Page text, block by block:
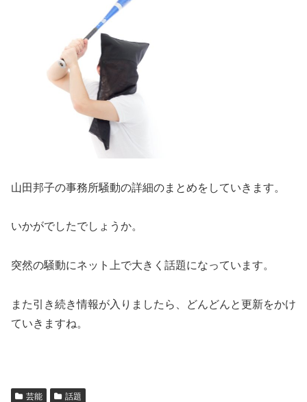
山田邦子の事務所騒動の詳細のまとめをしていきます。
いかがでしたでしょうか。
突然の騒動にネット上で大きく話題になっています。
また引き続き情報が入りましたら、どんどんと更新をかけ
ていきますね。
芸能 話題